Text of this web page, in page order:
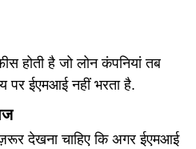
होती है जो लोन कंपनियां तब
पर ईएमआई नहीं भरता है.
देखना चाहिए कि अगर ईएमआई